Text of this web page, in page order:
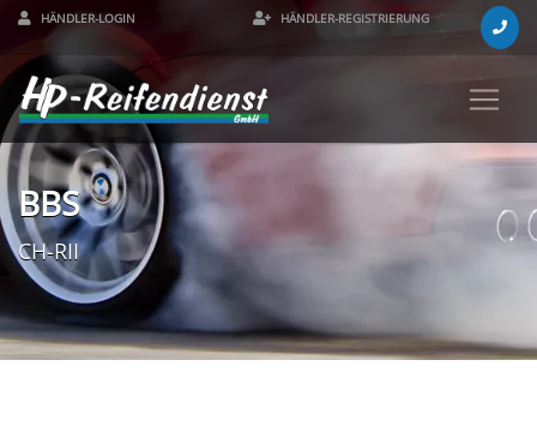
HÄNDLER-LOGIN HÄNDLER-REGISTRIERUNG
BBS
CH-RII